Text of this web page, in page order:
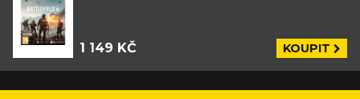
1 149 KČ KOUPIT